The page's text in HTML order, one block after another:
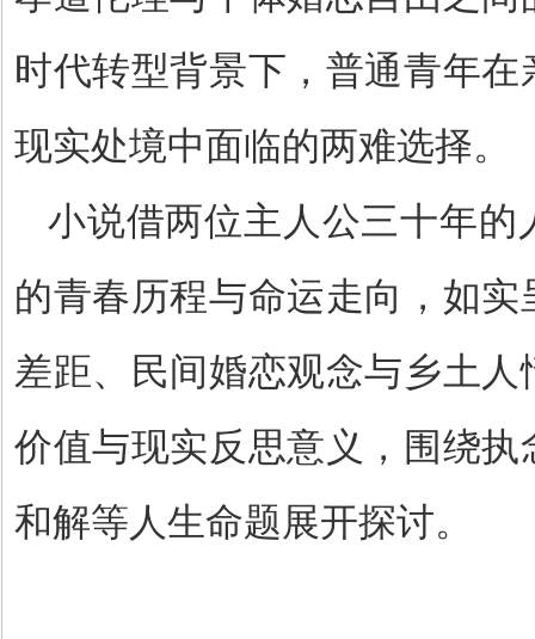
时代转型背景下，普通青年
现实处境中面临的两难选择。
小说借两位主人公三十年的
的青春历程与命运走向，如
差距、民间婚恋观念与乡土
价值与现实反思意义，围绕
和解等人生命题展开探讨。